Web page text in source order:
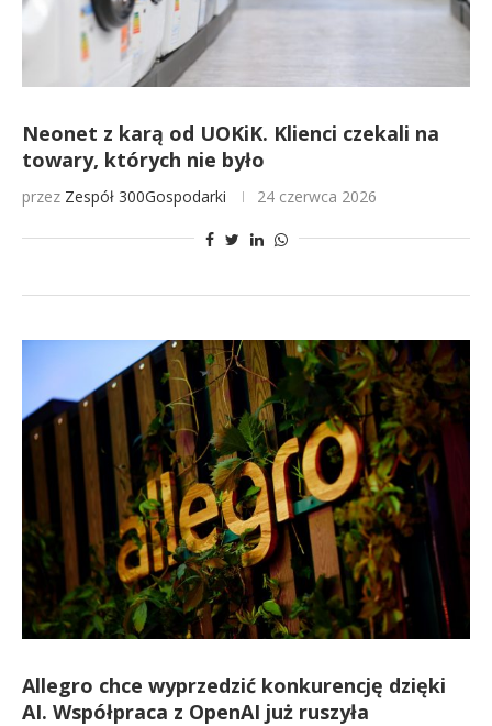
Neonet z karą od UOKiK. Klienci czekali na
towary, których nie było
przez Zespół 300Gospodarki 24 czerwca 2026
Allegro chce wyprzedzić konkurencję dzięki
AI. Współpraca z OpenAI już ruszyła